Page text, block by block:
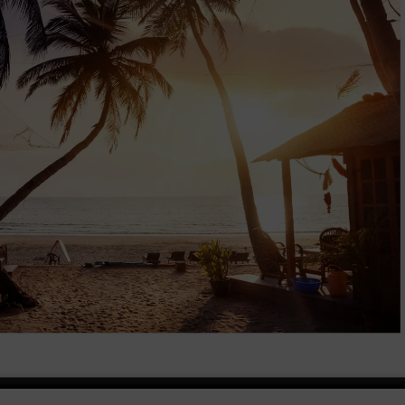
Łatwy montaż, dzięki czemu